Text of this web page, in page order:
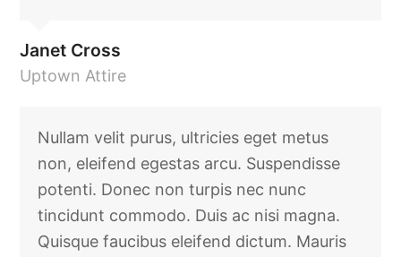
Janet Cross
Uptown Attire
Nullam velit purus, ultricies eget metus
non, eleifend egestas arcu. Suspendisse
potenti. Donec non turpis nec nunc
tincidunt commodo. Duis ac nisi magna.
Quisque faucibus eleifend dictum. Mauris